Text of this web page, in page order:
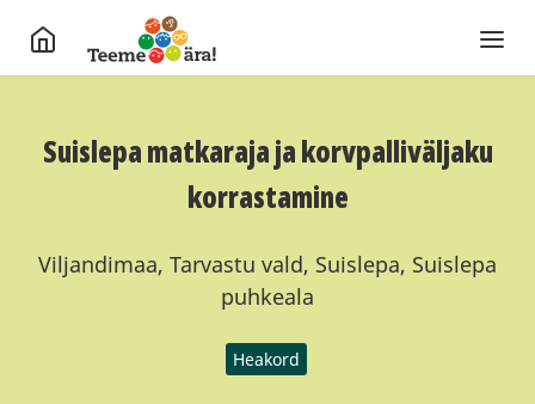
Suislepa matkaraja ja korvpalliväljaku
korrastamine
Viljandimaa, Tarvastu vald, Suislepa, Suislepa
puhkeala
Heakord